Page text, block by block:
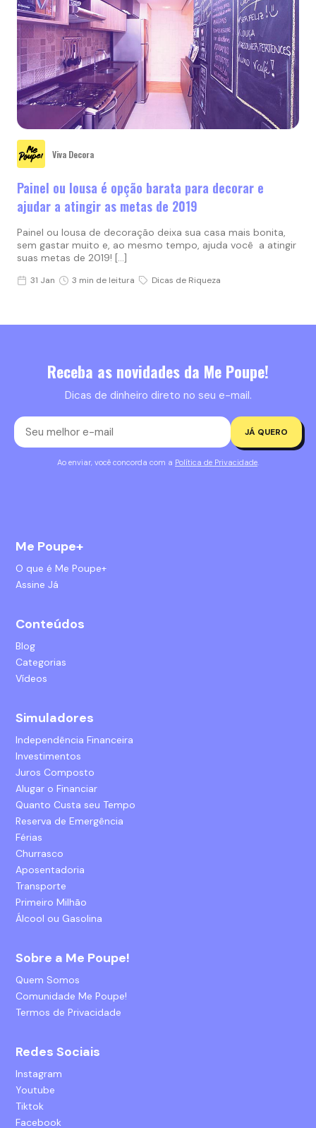
Viva Decora
Painel ou lousa é opção barata para decorar e
ajudar a atingir as metas de 2019
Painel ou lousa de decoração deixa sua casa mais bonita,
sem gastar muito e, ao mesmo tempo, ajuda você a atingir
suas metas de 2019! […]
31 Jan 3 min de leitura Dicas de Riqueza
Receba as novidades da Me Poupe!
Dicas de dinheiro direto no seu e-mail.
JÁ QUERO
Ao enviar, você concorda com a Política de Privacidade.
Me Poupe+
O que é Me Poupe+
Assine Já
Conteúdos
Blog
Categorias
Vídeos
Simuladores
Independência Financeira
Investimentos
Juros Composto
Alugar o Financiar
Quanto Custa seu Tempo
Reserva de Emergência
Férias
Churrasco
Aposentadoria
Transporte
Primeiro Milhão
Álcool ou Gasolina
Sobre a Me Poupe!
Quem Somos
Comunidade Me Poupe!
Termos de Privacidade
Redes Sociais
Instagram
Youtube
Tiktok
Facebook